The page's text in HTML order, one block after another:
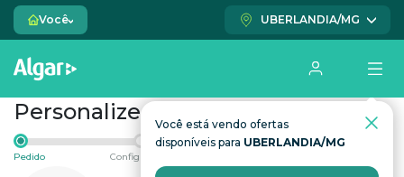
Você UBERLANDIA/MG
Você está vendo ofertas
disponíveis para UBERLANDIA/MG
Personalize seu pedido
Pedido Configuração